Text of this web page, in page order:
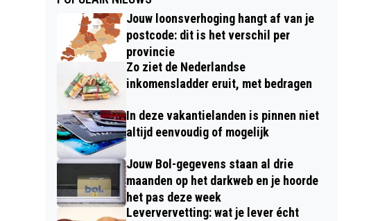
Jouw loonsverhoging hangt af van je
postcode: dit is het verschil per
provincie
Zo ziet de Nederlandse
inkomensladder eruit, met bedragen
In deze vakantielanden is pinnen niet
altijd eenvoudig of mogelijk
Jouw Bol-gegevens staan al drie
maanden op het darkweb en je hoorde
het pas deze week
Leververvetting: wat je lever écht